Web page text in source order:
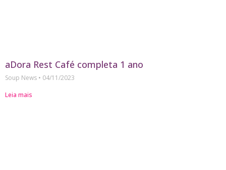
aDora Rest Café completa 1 ano
Soup News
04/11/2023
Leia mais